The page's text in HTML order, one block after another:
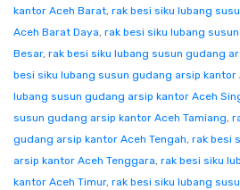
kantor Aceh Barat, rak besi siku lubang
Aceh Barat Daya, rak besi siku lubang
Besar, rak besi siku lubang susun gudang
besi siku lubang susun gudang arsip kantor
lubang susun gudang arsip kantor Aceh
susun gudang arsip kantor Aceh Tamiang,
gudang arsip kantor Aceh Tengah, rak besi
arsip kantor Aceh Tenggara, rak besi siku
kantor Aceh Timur, rak besi siku lubang